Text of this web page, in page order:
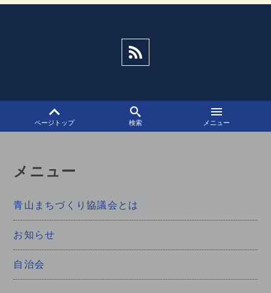
ページトップ 検索 メニュー
メニュー
青山まちづくり協議会とは
お知らせ
自治会